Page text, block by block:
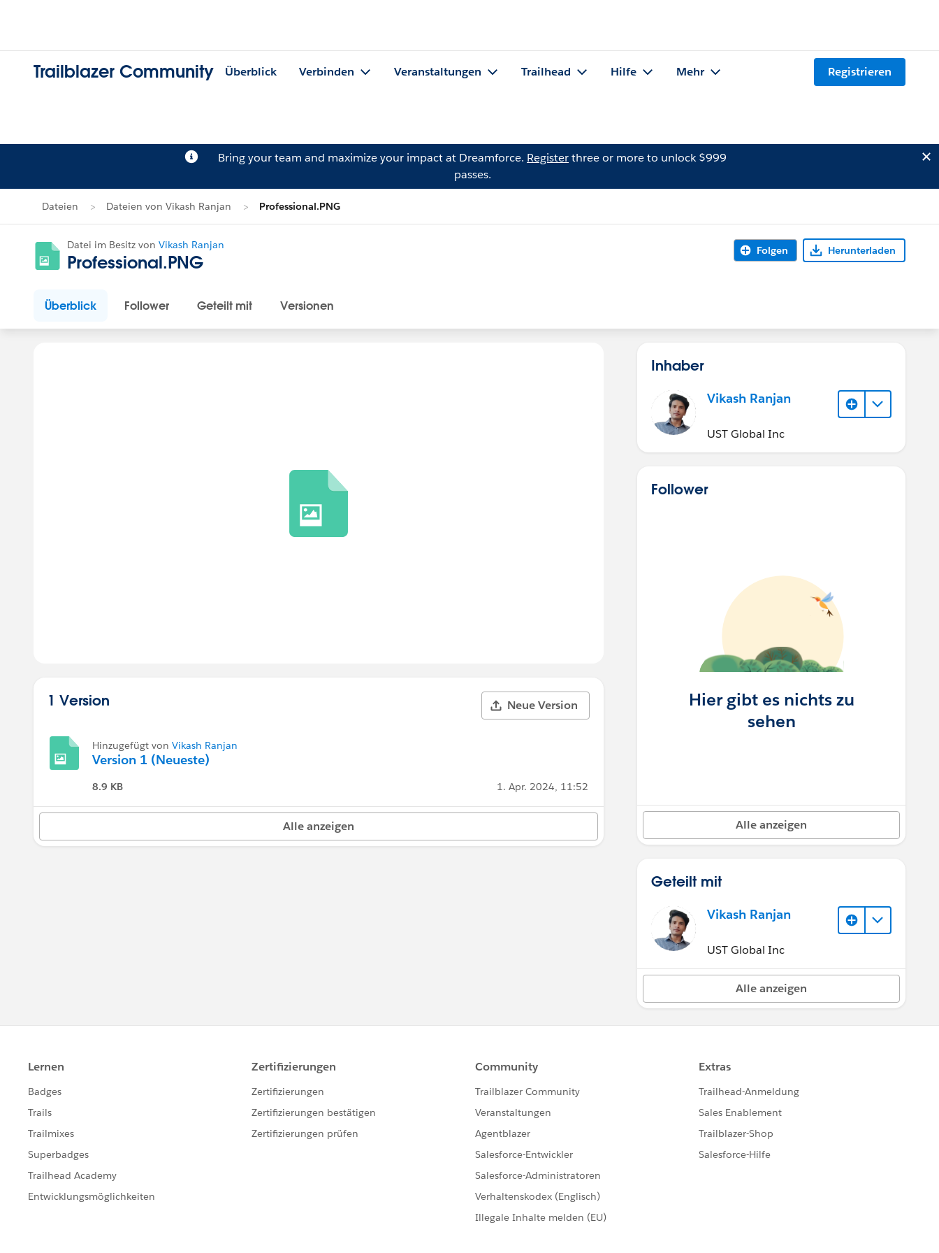
Trailblazer Community Überblick Verbinden Veranstaltungen Trailhead Hilfe Mehr Registrieren
Bring your team and maximize your impact at Dreamforce. Registerthree or more to unlock $999
passes.
Dateien Dateien von Vikash Ranjan Professional.PNG
Datei im Besitz von Vikash Ranjan
Professional.PNG
Folgen Herunterladen
Überblick Follower Geteilt mit Versionen
1 Version Neue Version
Hinzugefügt von Vikash Ranjan
Version 1 (Neueste)
8.9 KB 1. Apr. 2024, 11:52
Alle anzeigen
Inhaber
Vikash Ranjan
UST Global Inc
Follower
Hier gibt es nichts zu
sehen
Alle anzeigen
Geteilt mit
Vikash Ranjan
UST Global Inc
Alle anzeigen